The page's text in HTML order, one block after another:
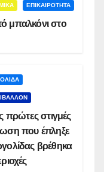
ΕΠΙΚΑΙΡΟΤΗΤΑ
μπαλκόνι στο
πρώτες στιγμές
που έπληξε
βρέθηκα